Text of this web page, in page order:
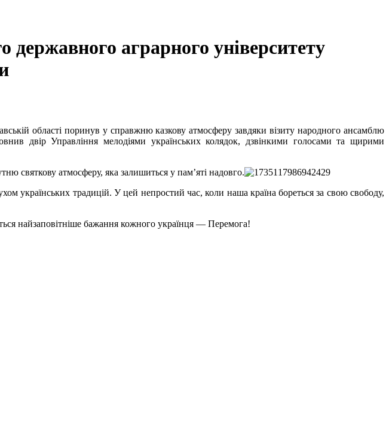
державного аграрного університету
області поринув у справжню казкову атмосферу завдяки візиту народного ансамблю
двір Управління мелодіями українських колядок, дзвінкими голосами та щирими
святкову атмосферу, яка залишиться у пам’яті надовго.
українських традицій. У цей непростий час, коли наша країна бореться за свою свободу,
найзаповітніше бажання кожного українця — Перемога!